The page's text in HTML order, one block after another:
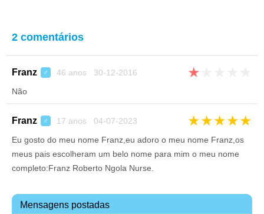
2 comentários
Franz ♂ 46 anos 30-12-2016 ★
Não
Franz ♂ 17 anos 04-07-2023 ★★★★★
Eu gosto do meu nome Franz,eu adoro o meu nome Franz,os
meus pais escolheram um belo nome para mim o meu nome
completo:Franz Roberto Ngola Nurse.
Mensagens postadas